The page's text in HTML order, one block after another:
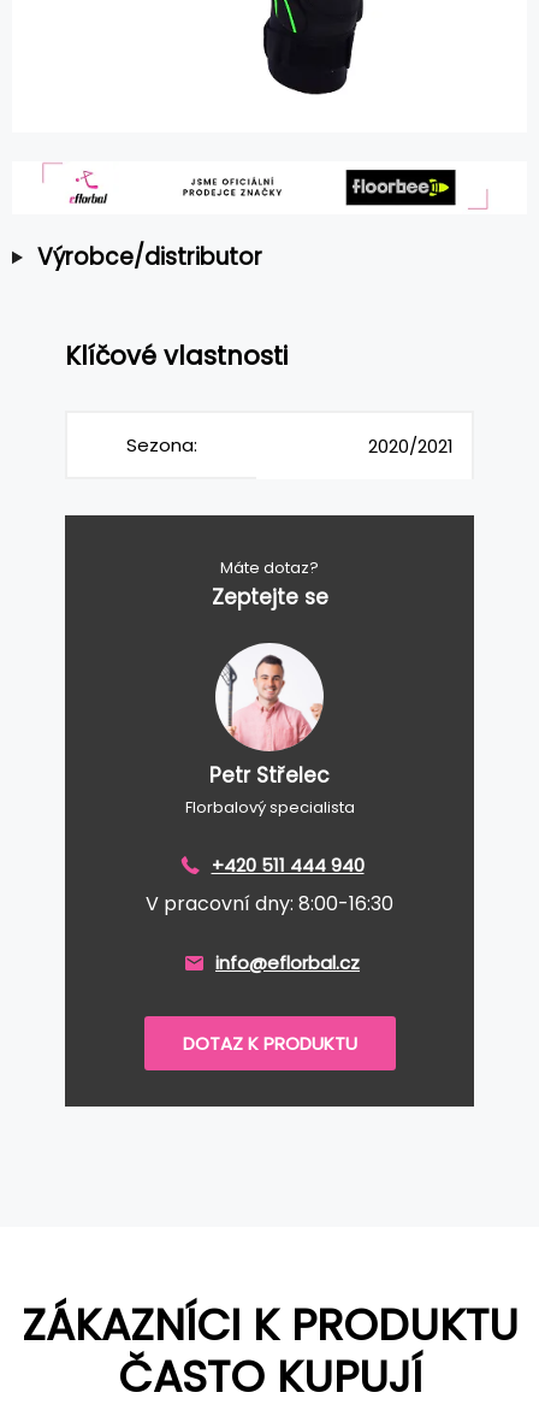
Výrobce/distributor
Klíčové vlastnosti
Sezona: 2020/2021
Máte dotaz?
Zeptejte se
Petr Střelec
Florbalový specialista
+420 511 444 940
V pracovní dny: 8:00-16:30
info@eflorbal.cz
DOTAZ K PRODUKTU
ZÁKAZNÍCI K PRODUKTU
ČASTO KUPUJÍ